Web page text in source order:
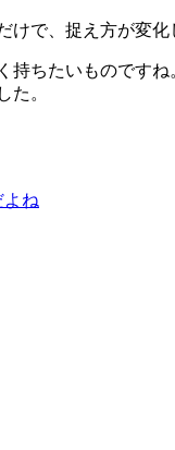
で、捉え方が変
持ちたいものですね
た。
よね